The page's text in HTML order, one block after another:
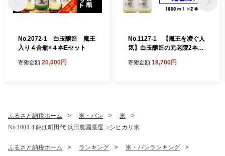
No.2072-1 白玉醸造 魔王
入り４合瓶×４本Eセット
寄附金額 20,000円
No.1127-1 【魔王を凌ぐ人
気】白玉醸造の元老院2本セ
寄附金額 18,700円
ふるさと納税ホーム 米・パン
米
No.1004-4 錦江町田代 浜田農園厳選コシヒカリ米
ふるさと納税ホーム ランキング
米・パンランキング